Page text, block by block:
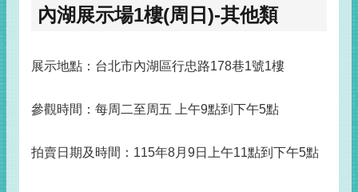
內湖展示場1樓(周日)-其他類
展示地點：台北市內湖區行忠路178巷1號1樓
參觀時間：每周二至周五 上午9點到下午5點
拍賣日期及時間：115年8月9日上午11點到下午5點